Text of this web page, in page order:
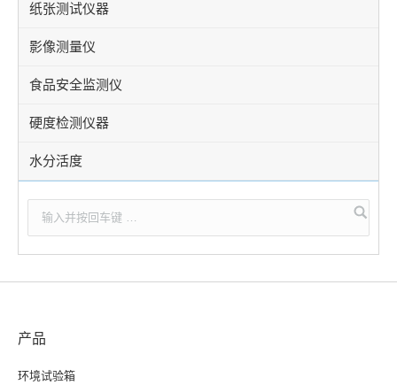
纸张测试仪器
影像测量仪
食品安全监测仪
硬度检测仪器
水分活度
产品
环境试验箱